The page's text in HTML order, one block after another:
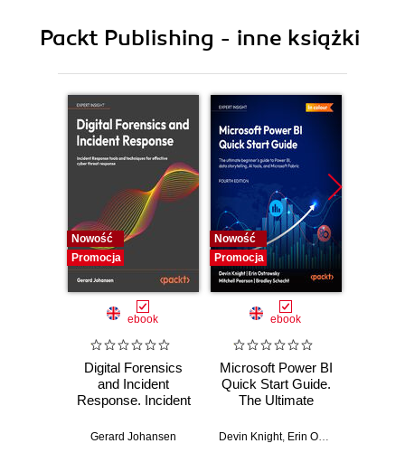
10. Managing dashboard security
Packt Publishing - inne książki
Nowość
Promocja
ebook
Digital Forensics
and Incident
Response. Incident
and techniques for
Gerard Johansen
Nowość
Promocja
ebook
Microsoft Power BI
Quick Start Guide.
The Ultimate
to Power BI, Data
Devin Knight, Erin Ostrowsky